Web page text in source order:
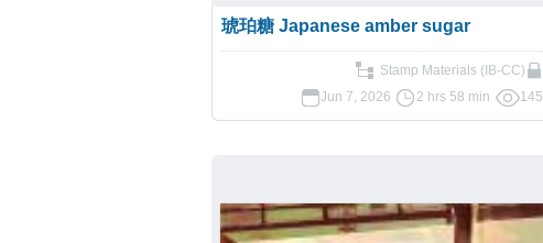
琥珀糖 Japanese amber sugar
Stamp Materials (IB-CC)
Jun 7, 2026
2 hrs 58 min 145